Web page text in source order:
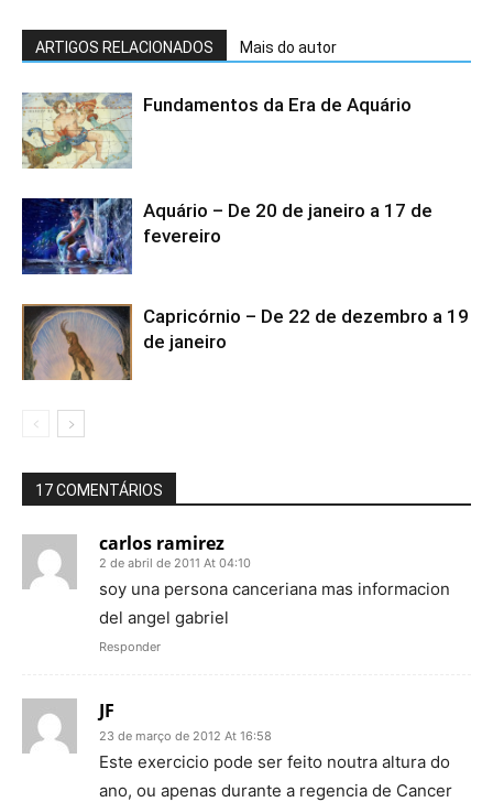
ARTIGOS RELACIONADOS Mais do autor
Fundamentos da Era de Aquário
Aquário – De 20 de janeiro a 17 de
fevereiro
Capricórnio – De 22 de dezembro a 19
de janeiro
17 COMENTÁRIOS
carlos ramirez
2 de abril de 2011 At 04:10
soy una persona canceriana mas informacion
del angel gabriel
Responder
JF
23 de março de 2012 At 16:58
Este exercicio pode ser feito noutra altura do
ano, ou apenas durante a regencia de Cancer